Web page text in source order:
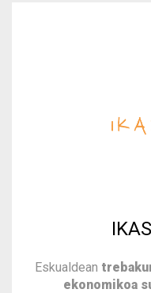
Eskualdean
ekonomikoa